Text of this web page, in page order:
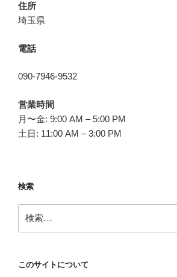
住所
埼玉県
電話
090-7946-9532
営業時間
月〜金: 9:00 AM – 5:00 PM
土日: 11:00 AM – 3:00 PM
検索
索:
このサイトについて